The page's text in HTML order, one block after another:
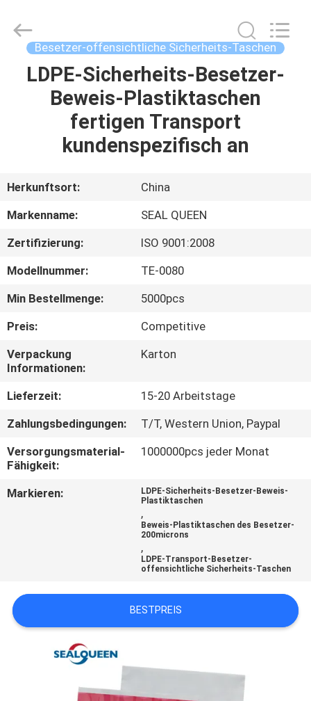
HAUS
PRODUKTE
UNS
AUSFLUG
QUALITÄTSKONTROLLE
TRETEN
SIE
MIT
UNS
VERBINDUNG
SITEMAP
DATENSCHUTZRICHTLINIE
Material
Besetzer-offensichtliche Sicherheits-Taschen
LDPE-Sicherheits-Besetzer-
Beweis-Plastiktaschen
fertigen Transport
kundenspezifisch an
Herkunftsort:
China
Markenname:
SEAL QUEEN
Zertifizierung:
ISO 9001:2008
Modellnummer:
TE-0080
Min Bestellmenge:
5000pcs
Preis:
Competitive
Verpackung
Informationen:
Karton
Lieferzeit:
15-20 Arbeitstage
Zahlungsbedingungen:
T/T, Western Union, Paypal
Versorgungsmaterial-
Fähigkeit:
1000000pcs jeder Monat
Markieren:
LDPE-Sicherheits-Besetzer-Beweis-
Plastiktaschen
,
Beweis-Plastiktaschen des Besetzer-
200microns
,
LDPE-Transport-Besetzer-
offensichtliche Sicherheits-Taschen
BESTPREIS